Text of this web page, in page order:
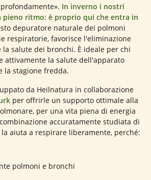
In inverno i nostri
pieno ritmo: è proprio qui che entra in
depuratore naturale dei polmoni
respiratorie, favorisce l'eliminazione
la salute dei bronchi. È ideale per chi
attivamente la salute dell'apparato
la stagione fredda.
da Heilnatura in collaborazione
per offrirle un supporto ottimale alla
per una vita piena di energia
accuratamente studiata di
aiuta a respirare liberamente, perché: